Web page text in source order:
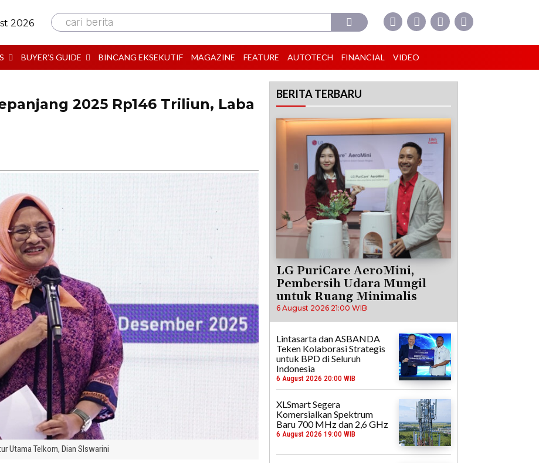
2026 cari berita
BUYER’S GUIDE BINCANG EKSEKUTIF MAGAZINE FEATURE AUTOTECH FINANCIAL VIDEO
2025 Rp146 Triliun, Laba
Utama Telkom, Dian SIswarini
BERITA TERBARU
LG PuriCare AeroMini,
Pembersih Udara Mungil
untuk Ruang Minimalis
6 August 2026 21:00 WIB
Lintasarta dan ASBANDA
Teken Kolaborasi Strategis
untuk BPD di Seluruh
Indonesia
6 August 2026 20:00 WIB
XLSmart Segera
Komersialkan Spektrum
Baru 700 MHz dan 2,6 GHz
6 August 2026 19:00 WIB